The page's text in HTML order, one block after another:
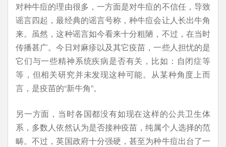
对种牛痘的理由很多，一方面是对牛痘的不信任，导致
谣言四起，最经典的谣言号称，种牛痘会让人长出牛角
来。虽然，这种谣言如今看来十分粗陋，不过，在当时
传播甚广。今日对麻疹以及其它疫苗，一些人担忧的是
它们与一些精神系统疾病是否有关，比如：自闭症等
等，但相关研究并未发现这种可能。从某种角度上而
言，是疫苗的“新牛角”。
另一方面，当时各国都没有如现在这样的公共卫生体
系，多数人依然认为是否接种疫苗，纯属个人选择的范
畴。不过，英国政府十分强硬，甚至为种牛痘出台了一